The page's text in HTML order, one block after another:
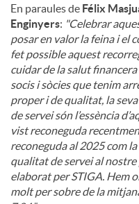
En paraules de Félix
Enginyers: "Celebrar
posar en valor la feina i el
fet possible aquest
cuidar de la salut
socis i sòcies que tenim
proper i de qualitat, la
de servei són l’essència
vist reconeguda
reconeguda al 2025 com
qualitat de servei al nostre
elaborat per STIGA. Hem
molt per sobre de la